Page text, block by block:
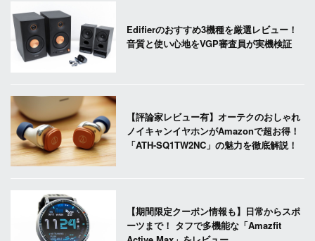
Edifierのおすすめ3機種を厳選レビュー！
音質と使い心地をVGP審査員が実機検証
【評論家レビュー有】オーテクのおしゃれ
ノイキャンイヤホンがAmazonで超お得！
「ATH-SQ1TW2NC」の魅力を徹底解説！
【期間限定クーポン情報も】日常からスポ
ーツまで！ タフで多機能な「Amazfit